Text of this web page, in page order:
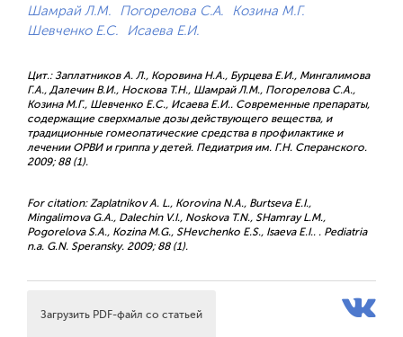
Шамрай Л.М.
Погорелова С.А.
Козина М.Г.
Шевченко Е.С.
Исаева Е.И.
Цит.: Заплатников А. Л., Коровина Н.А., Бурцева Е.И., Мингалимова
Г.А., Далечин В.И., Носкова Т.Н., Шамрай Л.М., Погорелова С.А.,
Козина М.Г., Шевченко Е.С., Исаева Е.И.. Современные препараты,
содержащие сверхмалые дозы действующего вещества, и
традиционные гомеопатические средства в профилактике и
лечении ОРВИ и гриппа у детей. Педиатрия им. Г.Н. Сперанского.
2009; 88 (1).
For citation: Zaplatnikov A. L., Korovina N.A., Burtseva E.I.,
Mingalimova G.A., Dalechin V.I., Noskova T.N., SHamray L.M.,
Pogorelova S.A., Kozina M.G., SHevchenko E.S., Isaeva E.I.. . Pediatria
n.a. G.N. Speransky. 2009; 88 (1).
Загрузить PDF-файл со статьей